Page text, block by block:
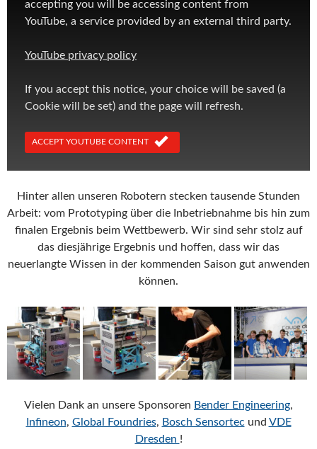
accepting you will be accessing content from
YouTube, a service provided by an external third party.
YouTube privacy policy
If you accept this notice, your choice will be saved (a
Cookie will be set) and the page will refresh.
ACCEPT YOUTUBE CONTENT
Hinter allen unseren Robotern stecken tausende Stunden
Arbeit: vom Prototyping über die Inbetriebnahme bis hin zum
finalen Ergebnis beim Wettbewerb. Wir sind sehr stolz auf
das diesjährige Ergebnis und hoffen, dass wir das
neuerlangte Wissen in der kommenden Saison gut anwenden
können.
Vielen Dank an unsere Sponsoren Bender Engineering,
Infineon, Global Foundries, Bosch Sensortec und VDE
Dresden !